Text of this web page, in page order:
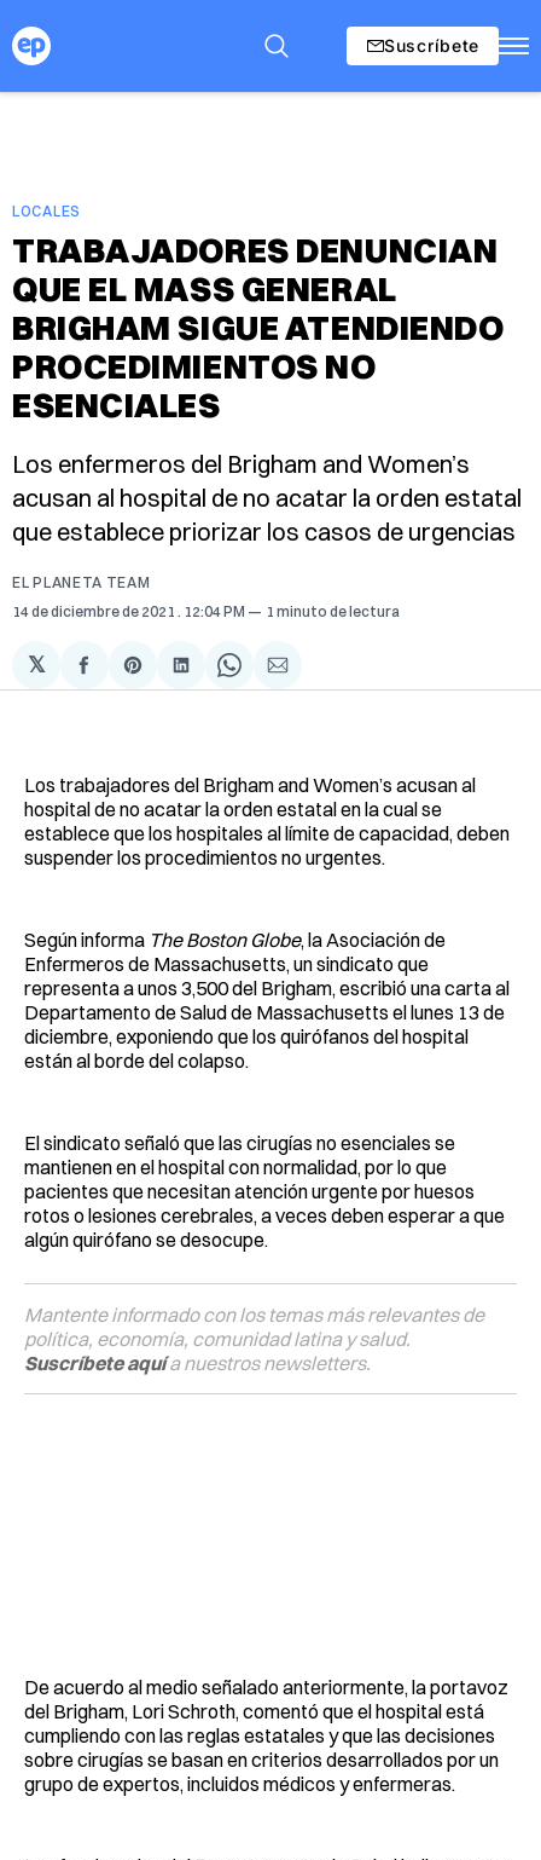
Suscríbete
LOCALES
TRABAJADORES DENUNCIAN
QUE EL MASS GENERAL
BRIGHAM SIGUE ATENDIENDO
PROCEDIMIENTOS NO
ESENCIALES
Los enfermeros del Brigham and Women’s
acusan al hospital de no acatar la orden estatal
que establece priorizar los casos de urgencias
EL PLANETA TEAM
14 de diciembre de 2021 . 12:04 PM 1 minuto de lectura
𝕏
Compartir
en
Share
on
Compartir
en
Share
on
Compartir
via
Los trabajadores del Brigham and Women’s acusan al
hospital de no acatar la orden estatal en la cual se
establece que los hospitales al límite de capacidad, deben
suspender los procedimientos no urgentes.
Según informa The Boston Globe, la Asociación de
Enfermeros de Massachusetts, un sindicato que
representa a unos 3,500 del Brigham, escribió una carta al
Departamento de Salud de Massachusetts el lunes 13 de
diciembre, exponiendo que los quirófanos del hospital
están al borde del colapso.
El sindicato señaló que las cirugías no esenciales se
mantienen en el hospital con normalidad, por lo que
pacientes que necesitan atención urgente por huesos
rotos o lesiones cerebrales, a veces deben esperar a que
algún quirófano se desocupe.
Mantente informado con los temas más relevantes de
política, economía, comunidad latina y salud.
Suscríbete aquía nuestros newsletters.
De acuerdo al medio señalado anteriormente, la portavoz
del Brigham, Lori Schroth, comentó que el hospital está
cumpliendo con las reglas estatales y que las decisiones
sobre cirugías se basan en criterios desarrollados por un
grupo de expertos, incluidos médicos y enfermeras.